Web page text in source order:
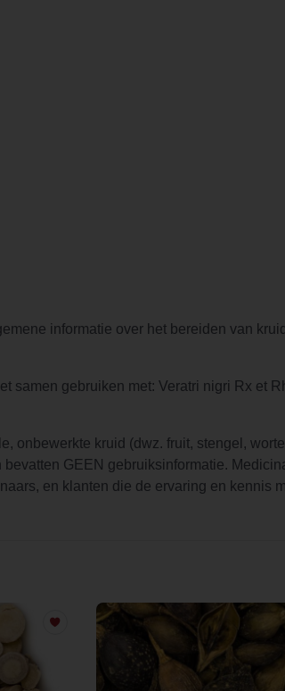
informatie over het bereiden van
samen gebruiken met: Veratri nigri Rx et
onbewerkte kruid (dwz. fruit, stengel,
GEEN gebruiksinformatie.
en klanten die de ervaring en kennis